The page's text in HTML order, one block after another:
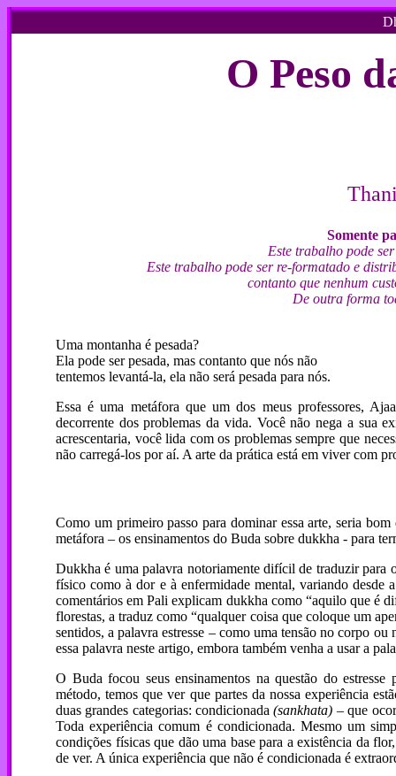
O Peso
Somente
Este trabalho pode
Este trabalho pode ser re-formatado e
contanto que nenhum
De outra forma
Uma montanha é pesada?
Ela pode ser pesada, mas contanto que nós não
tentemos levantá-la, ela não será pesada para nós.
Essa é uma metáfora que um dos meus professores,
decorrente dos problemas da vida. Você não nega a sua
acrescentaria, você lida com os problemas sempre que
não carregá-los por aí. A arte da prática está em viver com
Como um primeiro passo para dominar essa arte, seria
metáfora – os ensinamentos do Buda sobre dukkha - para
Dukkha é uma palavra notoriamente difícil de traduzir para
físico como à dor e à enfermidade mental, variando desde
comentários em Pali explicam dukkha como “aquilo que é
florestas, a traduz como “qualquer coisa que coloque um
sentidos, a palavra estresse – como uma tensão no corpo
essa palavra neste artigo, embora também venha a usar a
O Buda focou seus ensinamentos na questão do
método, temos que ver que partes da nossa experiência
duas grandes categorias: condicionada(sankhata) – que
Toda experiência comum é condicionada. Mesmo um
condições físicas que dão uma base para a existência da
de ver. A única experiência que não é condicionada é